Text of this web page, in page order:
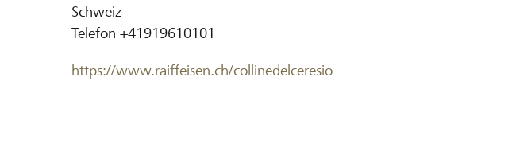
Schweiz
Telefon +41919610101
https://www.raiffeisen.ch/collinedelceresio